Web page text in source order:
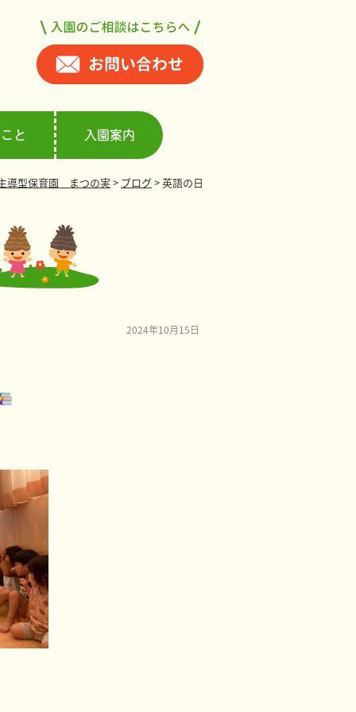
と 入園案内
導型保育園 まつの実> ブログ>英語の日
2024年10月15日